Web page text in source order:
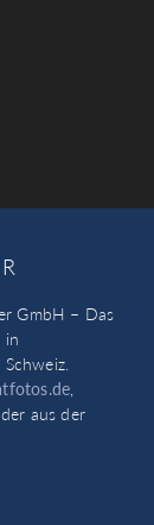
GmbH – Das
in
,
aus der